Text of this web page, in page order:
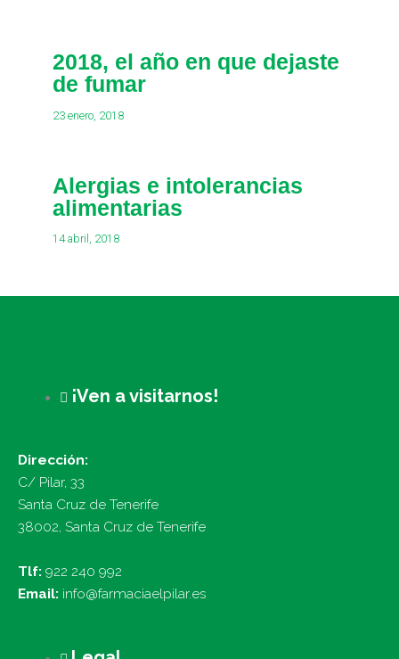
2018, el año en que dejaste
de fumar
23 enero, 2018
Alergias e intolerancias
alimentarias
14 abril, 2018
¡Ven a visitarnos!
Dirección:
C/ Pilar, 33
Santa Cruz de Tenerife
38002, Santa Cruz de Tenerife
Tlf: 922 240 992
Email: info@farmaciaelpilar.es